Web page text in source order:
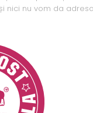
nici nu vom da